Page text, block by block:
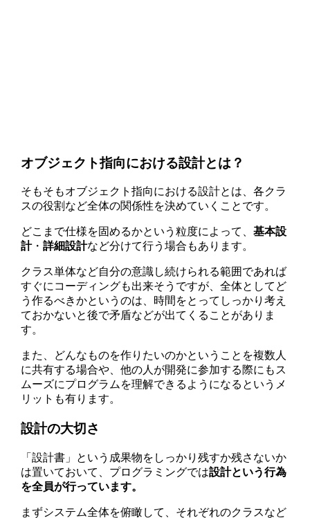
オブジェクト指向における設計とは？
そもそもオブジェクト指向における設計とは、各クラ
スの役割など全体の関係性を決めていくことです。
どこまで仕様を固めるかという粒度によって、基本設
計・詳細設計など分けて行う場合もあります。
クラス単体など自分の意識し続けられる範囲であれば
すぐにコーディングも出来そうですが、全体としてど
う作るべきかというのは、時間をとってしっかり考え
ておかないと後で矛盾などが出てくることがありま
す。
また、どんなものを作りたいのかということを複数人
に共有する場合や、他の人が開発に参加する際にもス
ムーズにプログラムを理解できるようになるというメ
リットも有ります。
設計の大切さ
「設計書」という成果物をしっかり残すか残さないか
は置いておいて、 プログラミングでは設計という行為
を全員が行っています。
まずシステム全体を俯瞰して、それぞれのクラスなど